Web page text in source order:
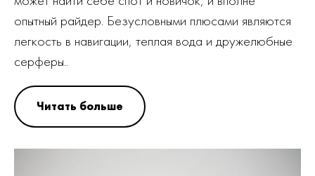
опытный райдер. Безусловными плюсами являются
легкость в навигации, теплая вода и дружелюбные
серферы..
Читать больше